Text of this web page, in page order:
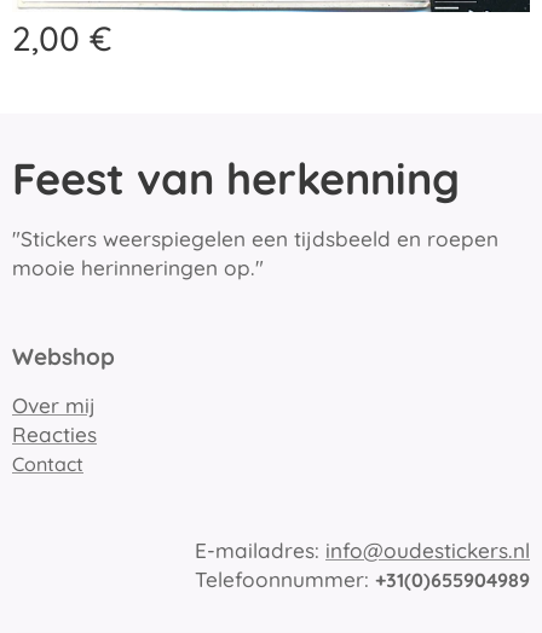
2,00 €
Feest van herkenning
"Stickers weerspiegelen een tijdsbeeld en roepen
mooie herinneringen op."
Webshop
Over mij
Reacties
Contact
E-mailadres: info@oudestickers.nl
Telefoonnummer: +31(0)655904989